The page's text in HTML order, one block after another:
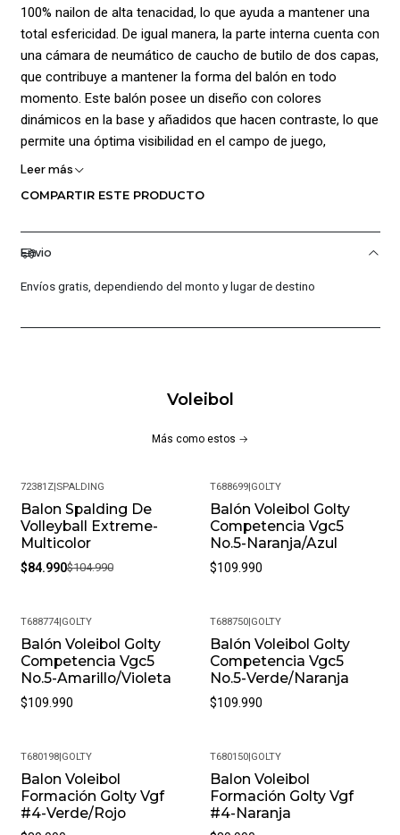
100% nailon de alta tenacidad, lo que ayuda a mantener una
total esfericidad. De igual manera, la parte interna cuenta con
una cámara de neumático de caucho de butilo de dos capas,
que contribuye a mantener la forma del balón en todo
momento. Este balón posee un diseño con colores
dinámicos en la base y añadidos que hacen contraste, lo que
permite una óptima visibilidad en el campo de juego,
asegurando que el balón se destaque claramente. Además,
a 280 gr; Circunferencia: 63 a 67 cm; Rebote Mínimo 115 cm
Leer más
COMPARTIR ESTE PRODUCTO
Envio
Envíos gratis, dependiendo del monto y lugar de destino
Voleibol
Más como estos
-19%
72381Z|SPALDING
Balon Spalding De
Volleyball Extreme-
Multicolor
$84.990$104.990
T688699|GOLTY
Balón Voleibol Golty
Competencia Vgc5
No.5-Naranja/Azul
$109.990
T688774|GOLTY
Balón Voleibol Golty
Competencia Vgc5
No.5-Amarillo/Violeta
$109.990
T688750|GOLTY
Balón Voleibol Golty
Competencia Vgc5
No.5-Verde/Naranja
$109.990
T680198|GOLTY
Balon Voleibol
Formación Golty Vgf
#4-Verde/Rojo
T680150|GOLTY
Balon Voleibol
Formación Golty Vgf
#4-Naranja